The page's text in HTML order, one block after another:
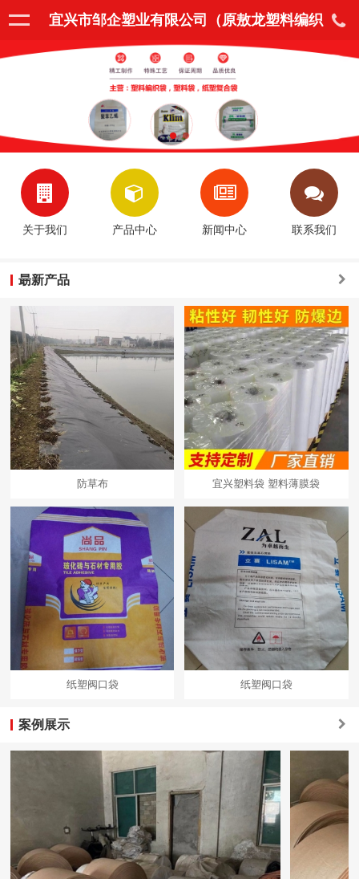
宜兴市邹企塑业有限公司（原敖龙塑料编织
袋厂）
关于我们 产品中心 新闻中心 联系我们
朂新产品
防草布 宜兴塑料袋 塑料薄膜袋
纸塑阀口袋 纸塑阀口袋
案例展示